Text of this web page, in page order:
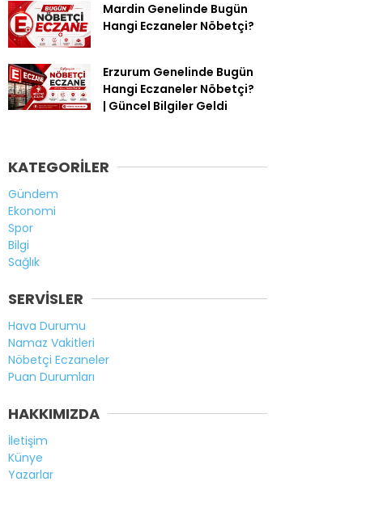
Mardin Genelinde Bugün
Hangi Eczaneler Nöbetçi?
Erzurum Genelinde Bugün
Hangi Eczaneler Nöbetçi?
| Güncel Bilgiler Geldi
KATEGORİLER
Gündem
Ekonomi
Spor
Bilgi
Sağlık
SERVİSLER
Hava Durumu
Namaz Vakitleri
Nöbetçi Eczaneler
Puan Durumları
HAKKIMIZDA
İletişim
Künye
Yazarlar